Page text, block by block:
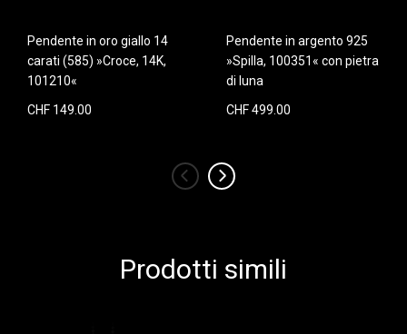
Pendente in oro giallo 14
carati (585) »Croce, 14K,
101210«
CHF 149.00
Pendente in argento 925
»Spilla, 100351« con pietra
di luna
CHF 499.00
‹ ›
Prodotti simili